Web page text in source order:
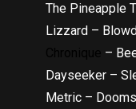
The Pineapple
Lizzard –
–
Dayseeker –
Metric –